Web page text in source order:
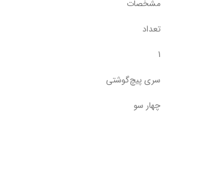
مشخصات
تعداد
1
سری پیچ‌گوشتی
چهار سو